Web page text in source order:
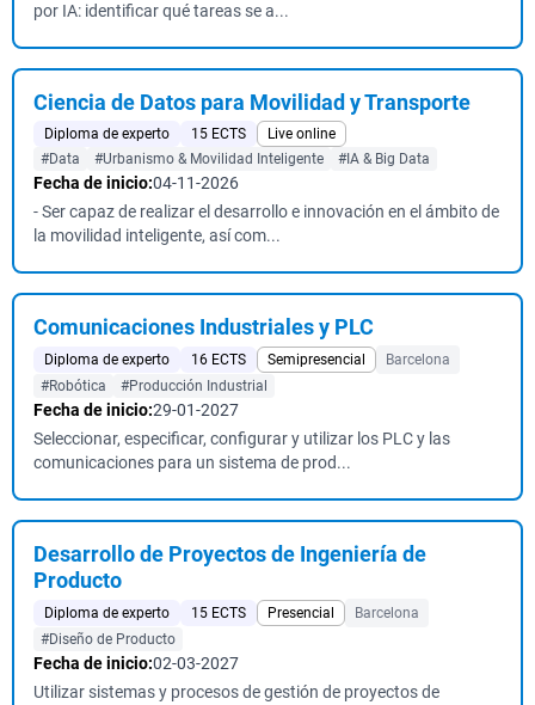
por IA: identificar qué tareas se a...
Ciencia de Datos para Movilidad y Transporte
Diploma de experto 15 ECTS
Live online
#Data
#Urbanismo & Movilidad Inteligente #IA & Big Data
Fecha de inicio:04-11-2026
- Ser capaz de realizar el desarrollo e innovación en el ámbito de
la movilidad inteligente, así com...
Comunicaciones Industriales y PLC
Diploma de experto 16 ECTS Semipresencial
Barcelona
#Robótica
#Producción Industrial
Fecha de inicio:29-01-2027
Seleccionar, especificar, configurar y utilizar los PLC y las
comunicaciones para un sistema de prod...
Desarrollo de Proyectos de Ingeniería de
Producto
Diploma de experto 15 ECTS Presencial
Barcelona
#Diseño de Producto
Fecha de inicio:02-03-2027
Utilizar sistemas y procesos de gestión de proyectos de